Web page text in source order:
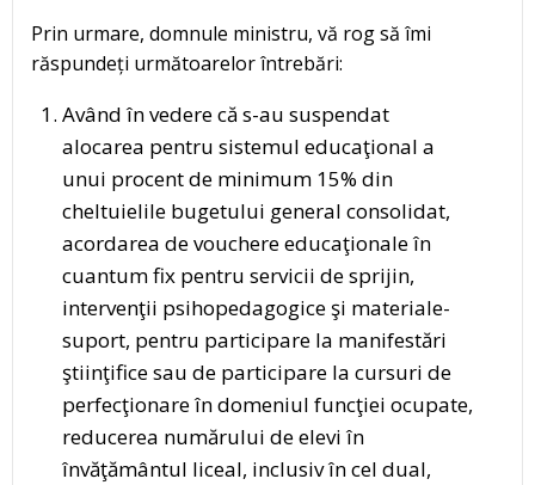
Prin urmare, domnule ministru, vă rog să îmi
răspundeți următoarelor întrebări:
Având în vedere că s-au suspendat
alocarea pentru sistemul educaţional a
unui procent de minimum 15% din
cheltuielile bugetului general consolidat,
acordarea de vouchere educaţionale în
cuantum fix pentru servicii de sprijin,
intervenţii psihopedagogice şi materiale-
suport, pentru participare la manifestări
ştiinţifice sau de participare la cursuri de
perfecţionare în domeniul funcţiei ocupate,
reducerea numărului de elevi în
învăţământul liceal, inclusiv în cel dual,